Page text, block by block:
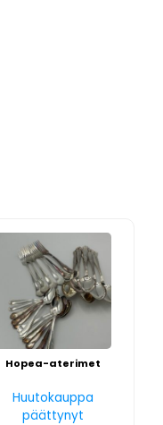
Hopea-aterimet
Huutokauppa
päättynyt